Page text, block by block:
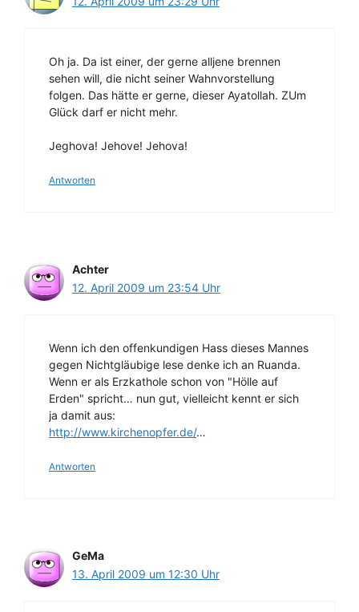
Oh ja. Da ist einer, der gerne alljene brennen
sehen will, die nicht seiner Wahnvorstellung
folgen. Das hätte er gerne, dieser Ayatollah. ZUm
Glück darf er nicht mehr.
Jeghova! Jehove! Jehova!
Antworten
Achter
12. April 2009 um 23:54 Uhr
Wenn ich den offenkundigen Hass dieses Mannes
gegen Nichtgläubige lese denke ich an Ruanda.
Wenn er als Erzkathole schon von "Hölle auf
Erden" spricht… nun gut, vielleicht kennt er sich
ja damit aus:
http://www.kirchenopfer.de/…
Antworten
GeMa
13. April 2009 um 12:30 Uhr